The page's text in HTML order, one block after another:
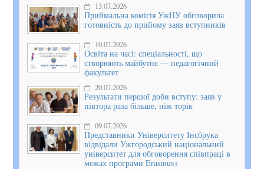
13.07.2026
Приймальна комісія УжНУ обговорила
готовність до прийому заяв вступників
10.07.2026
Освіта на часі: спеціальності, що
створюють майбутнє — педагогічний
факультет
20.07.2026
Результати першої доби вступу: заяв у
півтора раза більше, ніж торік
09.07.2026
Представники Університету Інсбрука
відвідали Ужгородський національний
університет для обговорення співпраці в
межах програми Erasmus+